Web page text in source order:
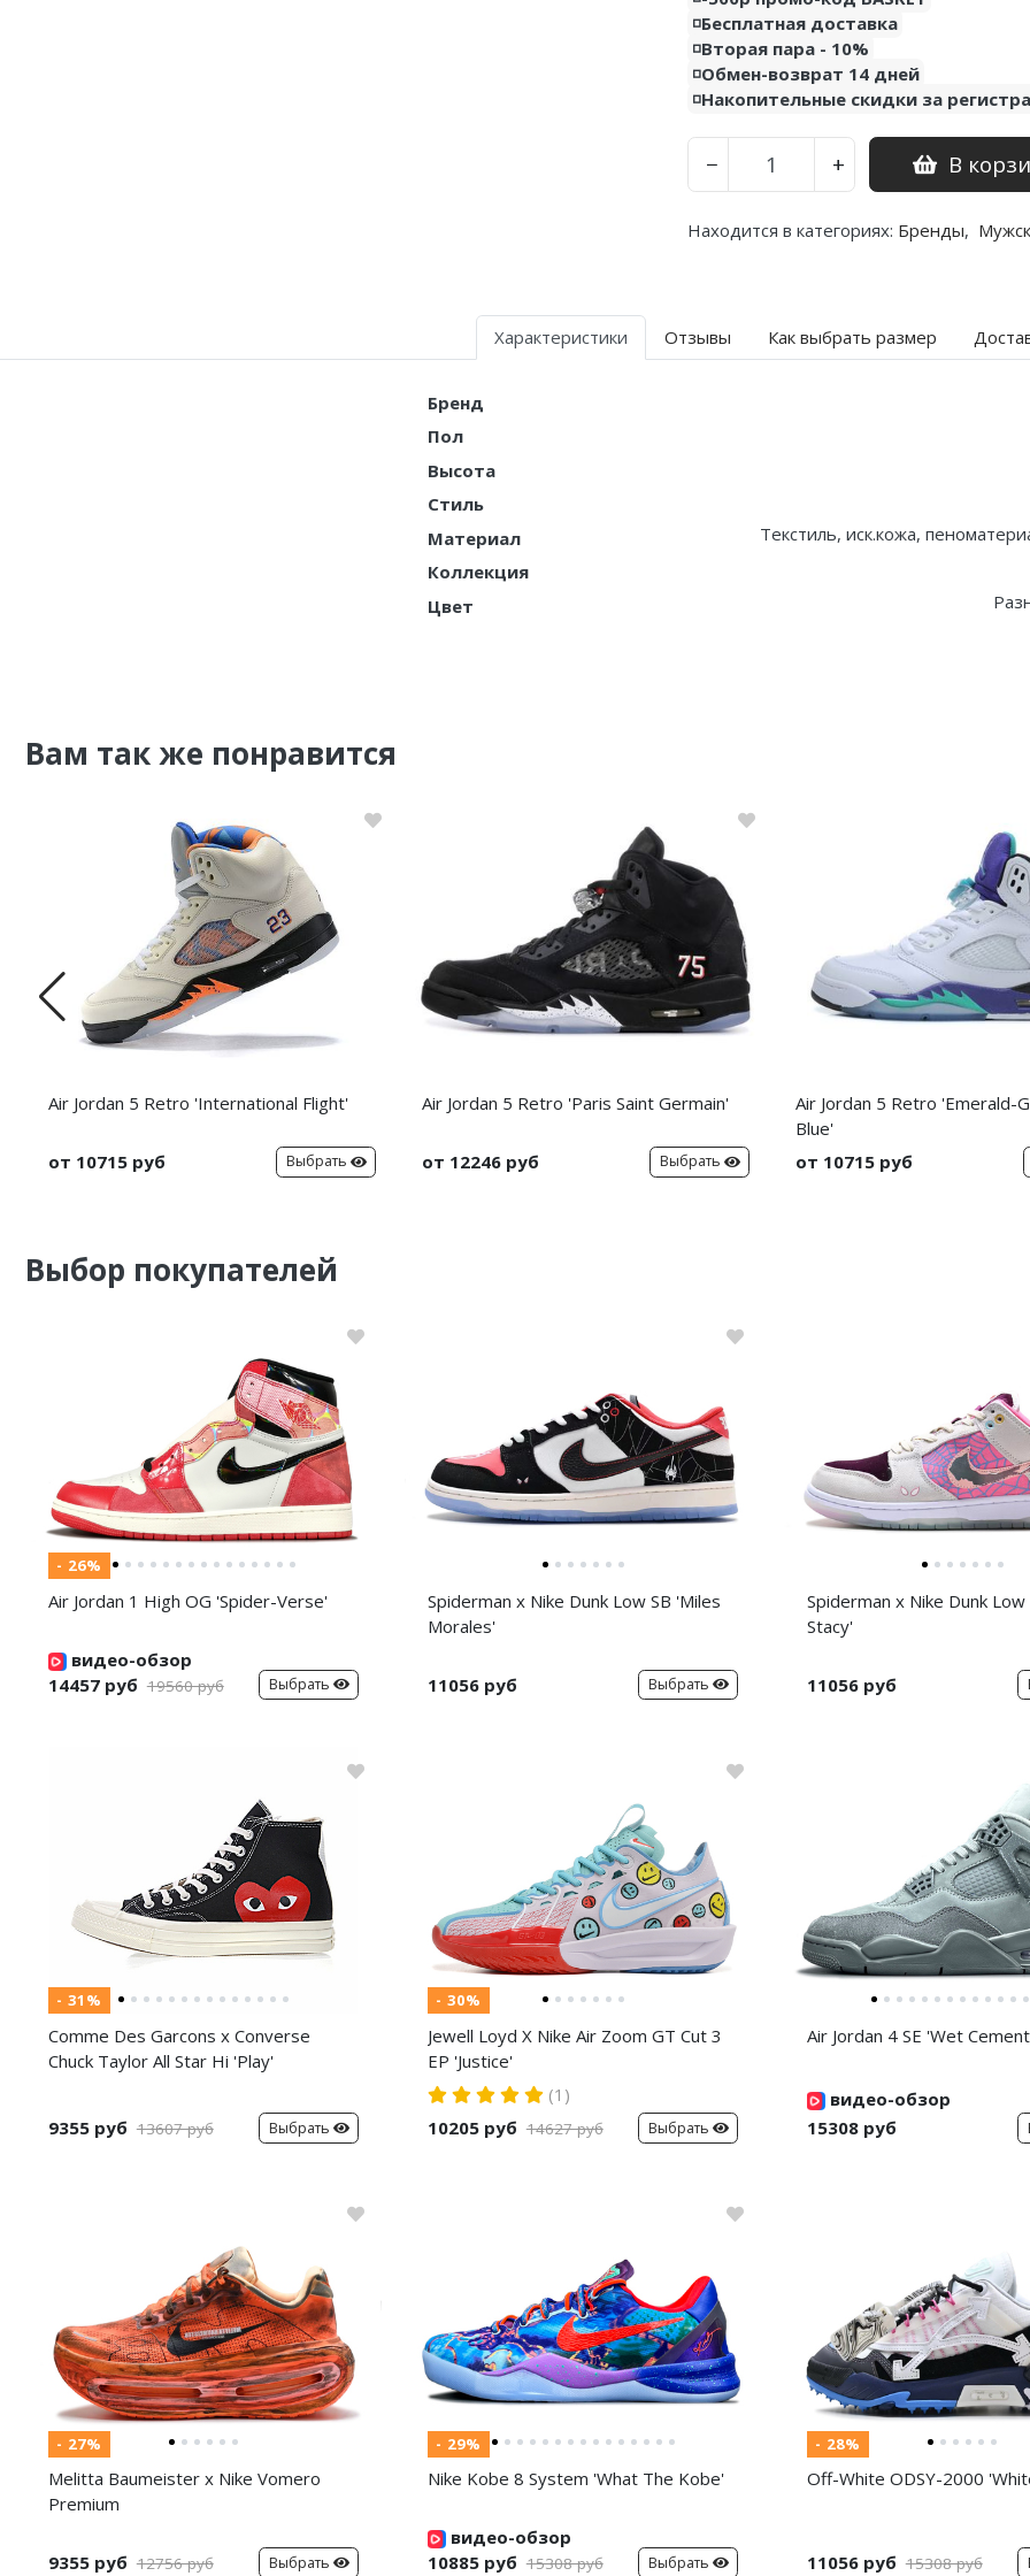
◽️Бесплатная доставка
◽️Вторая пара - 10%
◽️Обмен-возврат 14 дней
◽️Накопительные скидки за
− + В
Находится в категориях: Бренды,
Характеристики Отзывы Как выбрать размер
Бренд
Пол
Высота
Стиль
Материал
Текстиль, иск.кожа,
Коллекция
Цвет
Вам так же понравится
Air Jordan 5 Retro 'International Flight'
от 10715 руб Выбрать
Air Jordan 5 Retro 'Paris Saint Germain'
от 12246 руб Выбрать
Air Jordan 5 Retro 'Emerald-
Blue'
от 10715 руб
Выбор покупателей
- 26%
Air Jordan 1 High OG 'Spider-Verse'
видео-обзор
14457 руб 19560 руб Выбрать
Spiderman x Nike Dunk Low SB 'Miles
Morales'
11056 руб Выбрать
Spiderman x Nike Dunk Low
Stacy'
11056 руб
- 31%
Comme Des Garcons x Converse
Chuck Taylor All Star Hi 'Play'
9355 руб 13607 руб Выбрать
- 30%
Jewell Loyd X Nike Air Zoom GT Cut 3
EP 'Justice'
(1)
10205 руб 14627 руб Выбрать
Air Jordan 4 SE 'Wet
видео-обзор
15308 руб
- 27%
Melitta Baumeister x Nike Vomero
Premium
9355 руб 12756 руб Выбрать
- 29%
Nike Kobe 8 System 'What The Kobe'
видео-обзор
10885 руб 15308 руб Выбрать
- 28%
Off-White ODSY-2000
11056 руб 15308 руб
Nike LeBron